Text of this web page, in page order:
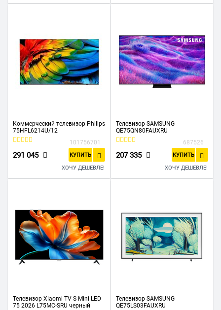
Коммерческий телевизор Philips
75HFL6214U/12
101756701
291 045 КУПИТЬ
ХОЧУ ДЕШЕВЛЕ!
Телевизор SAMSUNG
QE75QN80FAUXRU
687526
207 335 КУПИТЬ
ХОЧУ ДЕШЕВЛЕ!
Телевизор Xiaomi TV S Mini LED
75 2026 L75MC-SRU черный
Телевизор SAMSUNG
QE75LS03FAUXRU